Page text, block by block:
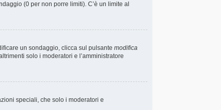
(0 per non porre limiti). C’è un limite al
un sondaggio, clicca sul pulsantemodifica
solo i moderatori e l’amministratore
speciali, che solo i moderatori e